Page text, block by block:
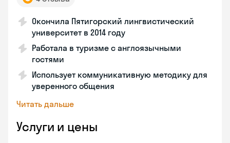
Окончила Пятигорский лингвистический
университет в 2014 году
Работала в туризме с англоязычными
гостями
Использует коммуникативную методику для
уверенного общения
Читать дальше
Услуги и цены